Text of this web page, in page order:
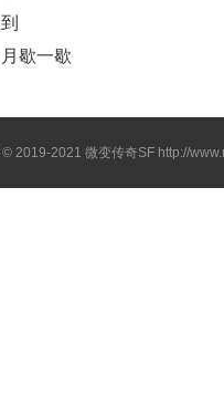
歇一歇
2019-2021 微变传奇SF http://